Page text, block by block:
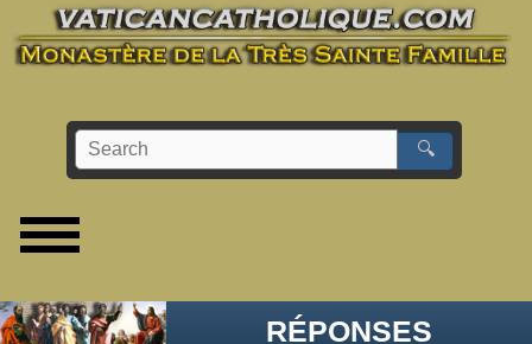
🔍
RÉPONSES